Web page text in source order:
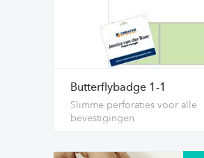
Butterflybadge 1-1
Slimme perforaties voor alle
bevestigingen